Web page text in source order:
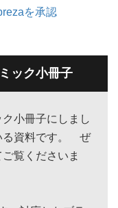
を承認
ック小冊子
小冊子にしまし
る資料です。 ぜ
覧くださいま